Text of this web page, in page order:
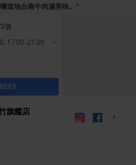
道地台南牛肉湯美味。 ”
號
17:00-21:00
旗艦店